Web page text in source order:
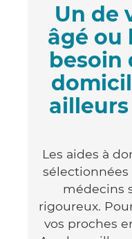
Un de
âgé ou
besoin
ailleurs
Les aides à
sélectionnées
médecins
rigoureux.
vos proches